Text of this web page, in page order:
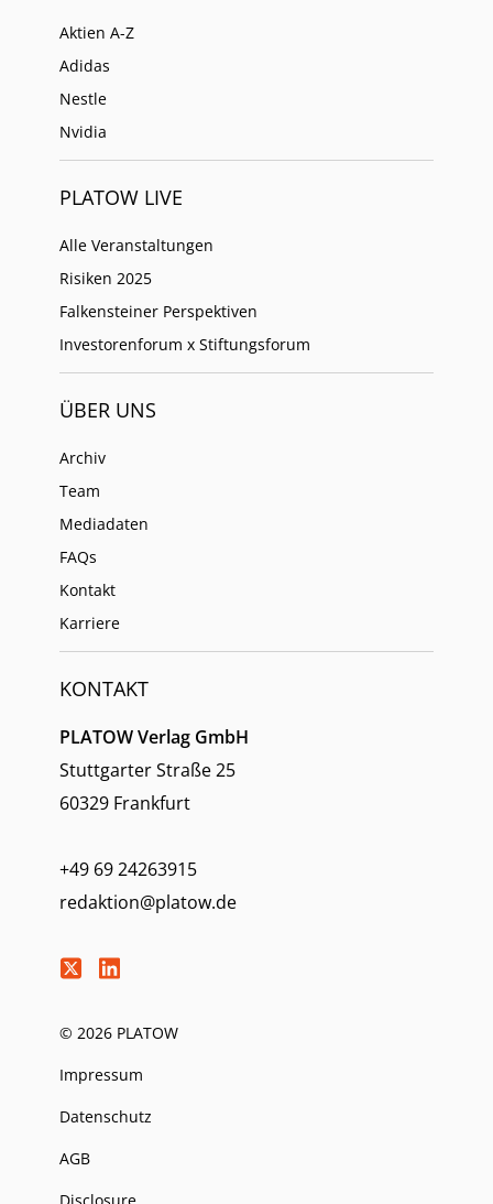
Aktien A-Z
Adidas
Nestle
Nvidia
PLATOW LIVE
Alle Veranstaltungen
Risiken 2025
Falkensteiner Perspektiven
Investorenforum x Stiftungsforum
ÜBER UNS
Archiv
Team
Mediadaten
FAQs
Kontakt
Karriere
KONTAKT
PLATOW Verlag GmbH
Stuttgarter Straße 25
60329 Frankfurt
+49 69 24263915
redaktion@platow.de
© 2026 PLATOW
Impressum
Datenschutz
AGB